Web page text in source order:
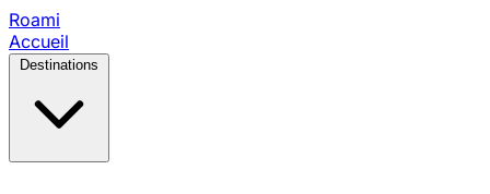
Roami
Accueil
Destinations